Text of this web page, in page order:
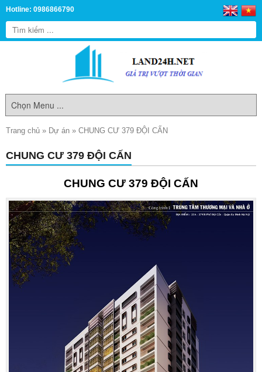
Hotline: 0986866790
Trang chủ » Dự án » CHUNG CƯ 379 ĐỘI CẤN
CHUNG CƯ 379 ĐỘI CẤN
CHUNG CƯ 379 ĐỘI CẤN